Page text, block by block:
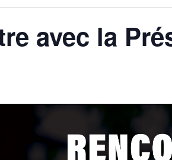
avec la